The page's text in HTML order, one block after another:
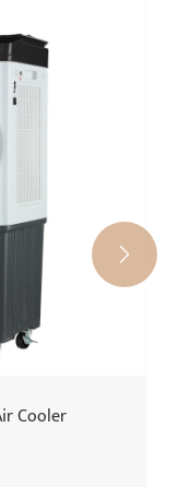
Cooler
